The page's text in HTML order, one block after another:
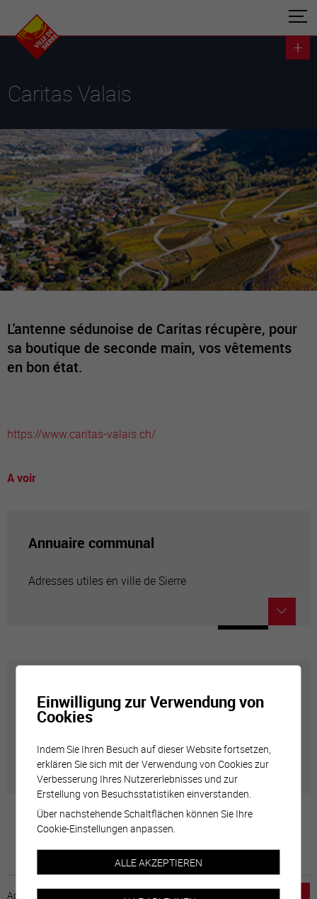
Caritas Valais
L'antenne sédunoise de Caritas récupère, pour
sa boutique de seconde main, vos vêtements
en bon état.
https://www.caritas-valais.ch/
A voir
Annuaire communal
Adresses utiles en ville de Sierre
Carte interactive
de Sierre.
Accueil emploi Mentions légales
Einwilligung zur Verwendung von
Cookies
Indem Sie Ihren Besuch auf dieser Website fortsetzen,
erklären Sie sich mit der Verwendung von Cookies zur
Verbesserung Ihres Nutzererlebnisses und zur
Erstellung von Besuchsstatistiken einverstanden.
Über nachstehende Schaltflächen können Sie Ihre
Cookie-Einstellungen anpassen.
ALLE AKZEPTIEREN